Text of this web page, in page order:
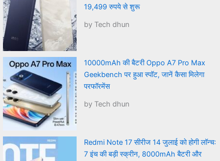
19,499 रुपये से शुरू
by Tech dhun
10000mAh की बैटरी Oppo A7 Pro Max
Geekbench पर हुआ स्पॉट, जानें कैसा मिलेगा
परफॉरमेंस
by Tech dhun
Redmi Note 17 सीरीज 14 जुलाई को होगी लॉन्च:
7 इंच की बड़ी स्क्रीन, 8000mAh बैटरी और